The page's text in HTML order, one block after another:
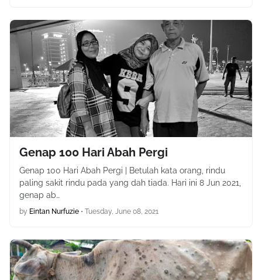
Genap 100 Hari Abah Pergi
Genap 100 Hari Abah Pergi | Betulah kata orang, rindu
paling sakit rindu pada yang dah tiada. Hari ini 8 Jun 2021,
genap ab…
by Eintan Nurfuzie • Tuesday, June 08, 2021